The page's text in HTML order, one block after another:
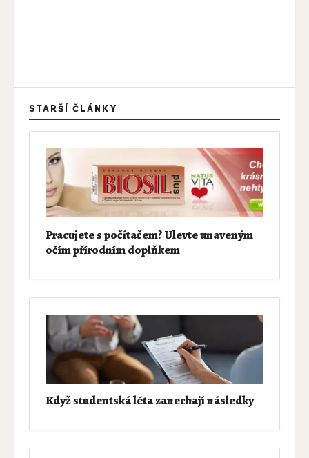
STARŠÍ ČLÁNKY
Pracujete s počítačem? Ulevte unaveným
očím přírodním doplňkem
Když studentská léta zanechají následky